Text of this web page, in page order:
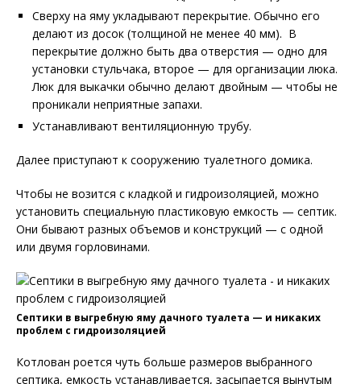
Сверху на яму укладывают перекрытие. Обычно его
делают из досок (толщиной не менее 40 мм). В
перекрытие должно быть два отверстия — одно для
установки стульчака, второе — для организации люка.
Люк для выкачки обычно делают двойным — чтобы не
проникали неприятные запахи.
Устанавливают вентиляционную трубу.
Далее приступают к сооружению туалетного домика.
Чтобы не возится с кладкой и гидроизоляцией, можно
установить специальную пластиковую емкость — септик.
Они бывают разных объемов и конструкций — с одной
или двумя горловинами.
Септики в выгребную яму дачного туалета — и никаких
проблем с гидроизоляцией
Котлован роется чуть больше размеров выбранного
септика, емкость устанавливается, засыпается вынутым